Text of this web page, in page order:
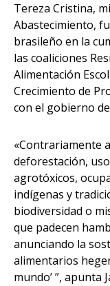
Tereza Cristina,
Abastecimiento,
brasileño en la
las coaliciones
Alimentación
Crecimiento de
con el gobierno
«Contrariamente
deforestación,
agrotóxicos,
indígenas y
biodiversidad o
que padecen
anunciando la
alimentarios
mundo’ ”, apunta